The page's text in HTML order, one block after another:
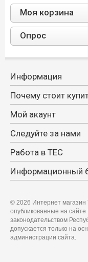
Моя корзина
Опрос
Информация
Почему стоит
Мой акаунт
Следуйте за нами
Работа в TEC
Информационный
© 2026 Интернет
опубликованные на сайте
законодательством
допускается только на
администрации сайта.